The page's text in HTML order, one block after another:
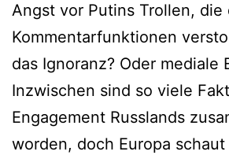
Angst vor Putins Trollen, die
Kommentarfunktionen
das Ignoranz? Oder mediale
Inzwischen sind so viele
Engagement Russlands
worden, doch Europa